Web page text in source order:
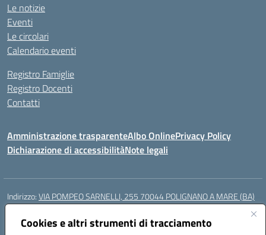
Cookies e altri strumenti di tracciamento
Le notizie
Eventi
Le circolari
Calendario eventi
Registro Famiglie
Registro Docenti
Contatti
Amministrazione trasparenteAlbo OnlinePrivacy Policy
Dichiarazione di accessibilitàNote legali
Indirizzo:VIA POMPEO SARNELLI, 255 70044 POLIGNANO A MARE (BA)
Centralino:
Posta elettronica certificata (PEC):BAIC87200N@pec.istruzione.it